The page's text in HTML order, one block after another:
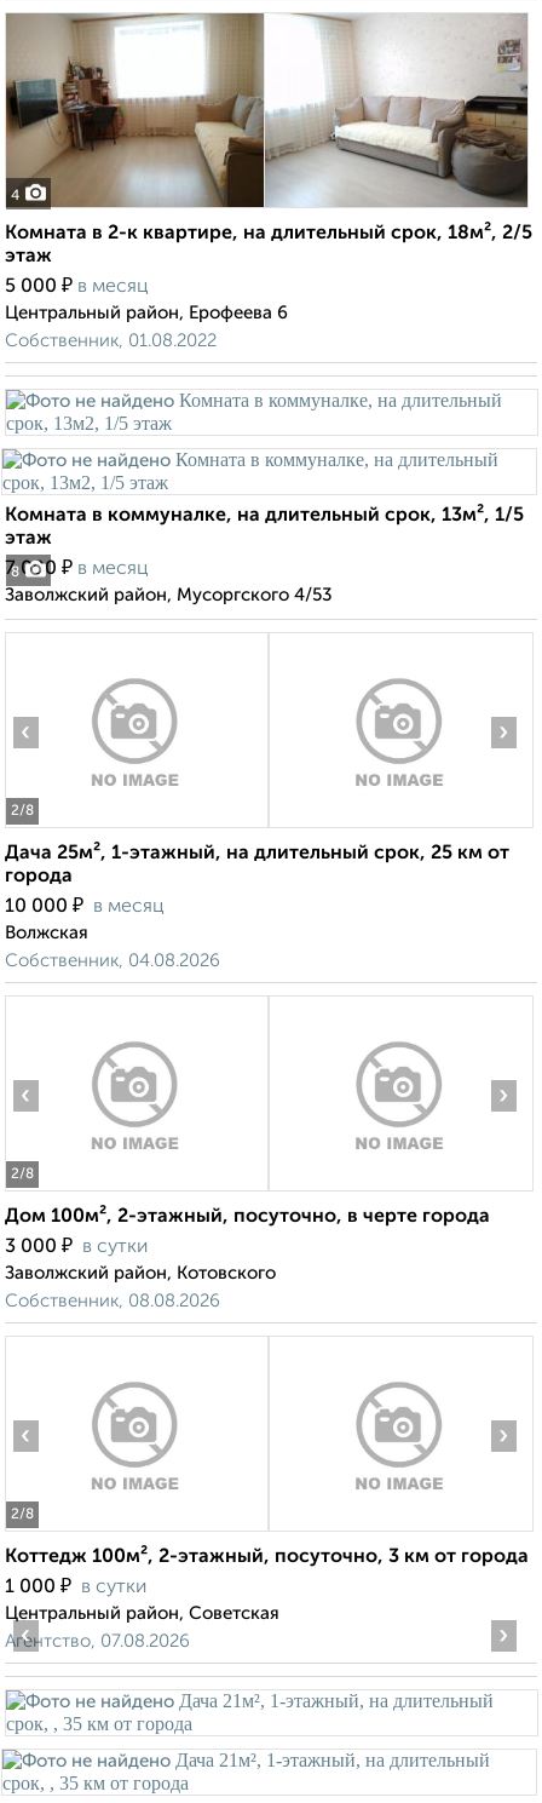
4
Комната в 2-к квартире, на длительный срок, 18м², 2/5
этаж
5 000 ₽ в месяц
Центральный район, Ерофеева 6
Собственник, 01.08.2022
8
Комната в коммуналке, на длительный срок, 13м², 1/5
этаж
7 000 ₽ в месяц
Заволжский район, Мусоргского 4/53
2/8
‹ ›
Дача 25м², 1-этажный, на длительный срок, 25 км от
города
10 000 ₽ в месяц
Волжская
Собственник, 04.08.2026
2/8
‹ ›
Дом 100м², 2-этажный, посуточно, в черте города
3 000 ₽ в сутки
Заволжский район, Котовского
Собственник, 08.08.2026
2/8
‹ ›
Коттедж 100м², 2-этажный, посуточно, 3 км от города
1 000 ₽ в сутки
Центральный район, Советская
Агентство, 07.08.2026
‹ ›